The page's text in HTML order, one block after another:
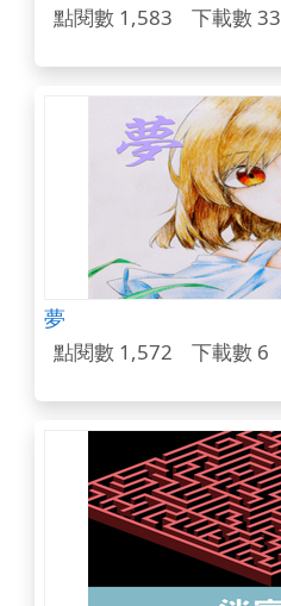
點閱數 1,583 下載數 33
夢
點閱數 1,572 下載數 6